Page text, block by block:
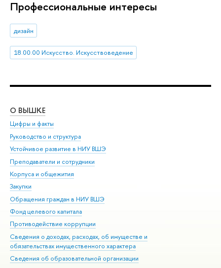
Профессиональные интересы
дизайн
18.00.00 Искусство. Искусствоведение
О ВЫШКЕ
Цифры и факты
Руководство и структура
Устойчивое развитие в НИУ ВШЭ
Преподаватели и сотрудники
Корпуса и общежития
Закупки
Обращения граждан в НИУ ВШЭ
Фонд целевого капитала
Противодействие коррупции
Сведения о доходах, расходах, об имуществе и
обязательствах имущественного характера
Сведения об образовательной организации